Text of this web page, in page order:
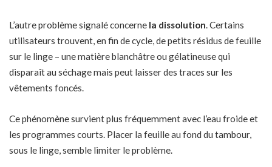
L’autre problème signalé concerne la dissolution. Certains
utilisateurs trouvent, en fin de cycle, de petits résidus de feuille
sur le linge – une matière blanchâtre ou gélatineuse qui
disparaît au séchage mais peut laisser des traces sur les
vêtements foncés.
Ce phénomène survient plus fréquemment avec l’eau froide et
les programmes courts. Placer la feuille au fond du tambour,
sous le linge, semble limiter le problème.